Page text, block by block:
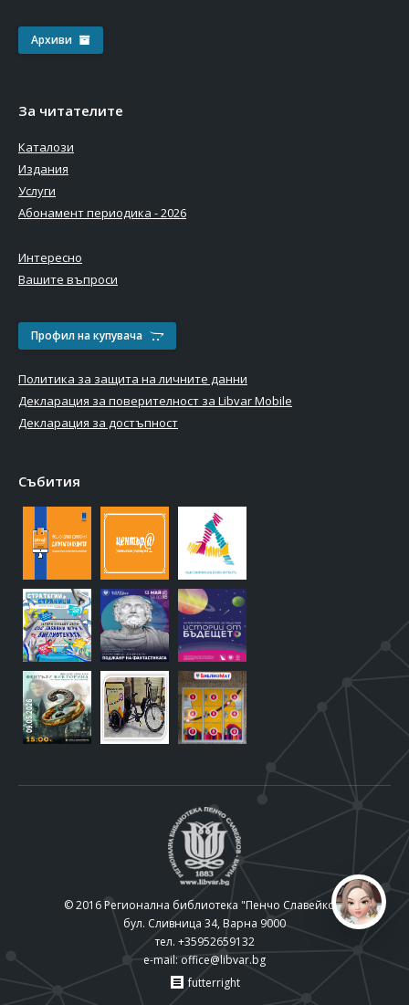
Архиви
За читателите
Каталози
Издания
Услуги
Абонамент периодика - 2026
Интересно
Вашите въпроси
Профил на купувача
Политика за защита на личните данни
Декларация за поверителност за Libvar Mobile
Декларация за достъпност
Събития
© 2016 Регионална библиотека "Пенчо Славейков"
бул. Сливница 34, Варна 9000
тел. +35952659132
e-mail: office@libvar.bg
futterright